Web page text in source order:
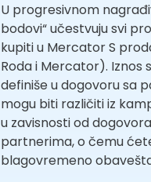
U progresivnom
bodovi“ učestvuju svi
kupiti u Mercator S
Roda i Mercator). Iznos
definiše u dogovoru sa
mogu biti različiti iz
u zavisnosti od
partnerima, o čemu
blagovremeno